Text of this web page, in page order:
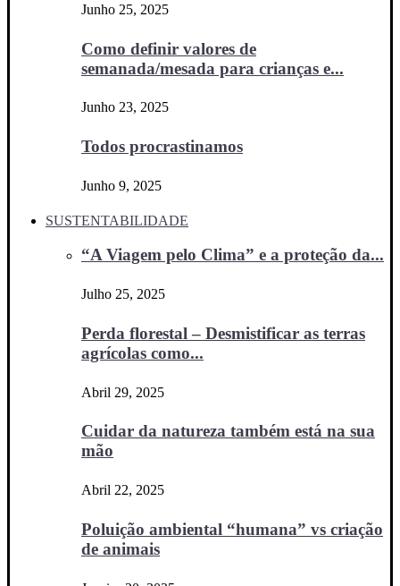
Junho 25, 2025
Como definir valores de
semanada/mesada para crianças e...
Junho 23, 2025
Todos procrastinamos
Junho 9, 2025
SUSTENTABILIDADE
“A Viagem pelo Clima” e a proteção da...
Julho 25, 2025
Perda florestal – Desmistificar as terras
agrícolas como...
Abril 29, 2025
Cuidar da natureza também está na sua
mão
Abril 22, 2025
Poluição ambiental “humana” vs criação
de animais